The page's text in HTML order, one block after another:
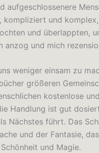
aufgeschlossenere
kompliziert und
und überlappten,
anzog und mich
weniger einsam zu
größeren
kostenlose
Handlung ist gut
Nächstes führt. Das
und der Fantasie,
und Magie.